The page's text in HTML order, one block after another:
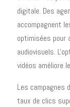
digitale. Des
accompagnent
optimisées pour
audiovisuels.
vidéos améliore
Les campagnes
taux de clics